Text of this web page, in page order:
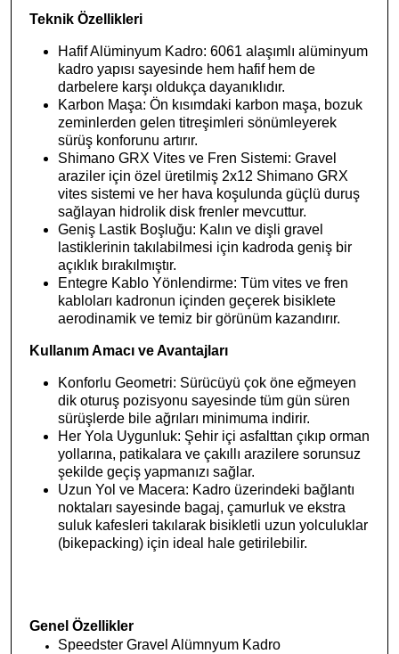
Teknik Özellikleri
Hafif Alüminyum Kadro: 6061 alaşımlı alüminyum
kadro yapısı sayesinde hem hafif hem de
darbelere karşı oldukça dayanıklıdır.
Karbon Maşa: Ön kısımdaki karbon maşa, bozuk
zeminlerden gelen titreşimleri sönümleyerek
sürüş konforunu artırır.
Shimano GRX Vites ve Fren Sistemi: Gravel
araziler için özel üretilmiş 2x12 Shimano GRX
vites sistemi ve her hava koşulunda güçlü duruş
sağlayan hidrolik disk frenler mevcuttur.
Geniş Lastik Boşluğu: Kalın ve dişli gravel
lastiklerinin takılabilmesi için kadroda geniş bir
açıklık bırakılmıştır.
Entegre Kablo Yönlendirme: Tüm vites ve fren
kabloları kadronun içinden geçerek bisiklete
aerodinamik ve temiz bir görünüm kazandırır.
Kullanım Amacı ve Avantajları
Konforlu Geometri: Sürücüyü çok öne eğmeyen
dik oturuş pozisyonu sayesinde tüm gün süren
sürüşlerde bile ağrıları minimuma indirir.
Her Yola Uygunluk: Şehir içi asfalttan çıkıp orman
yollarına, patikalara ve çakıllı arazilere sorunsuz
şekilde geçiş yapmanızı sağlar.
Uzun Yol ve Macera: Kadro üzerindeki bağlantı
noktaları sayesinde bagaj, çamurluk ve ekstra
suluk kafesleri takılarak bisikletli uzun yolculuklar
(bikepacking) için ideal hale getirilebilir.
Genel Özellikler
Speedster Gravel Alümnyum Kadro